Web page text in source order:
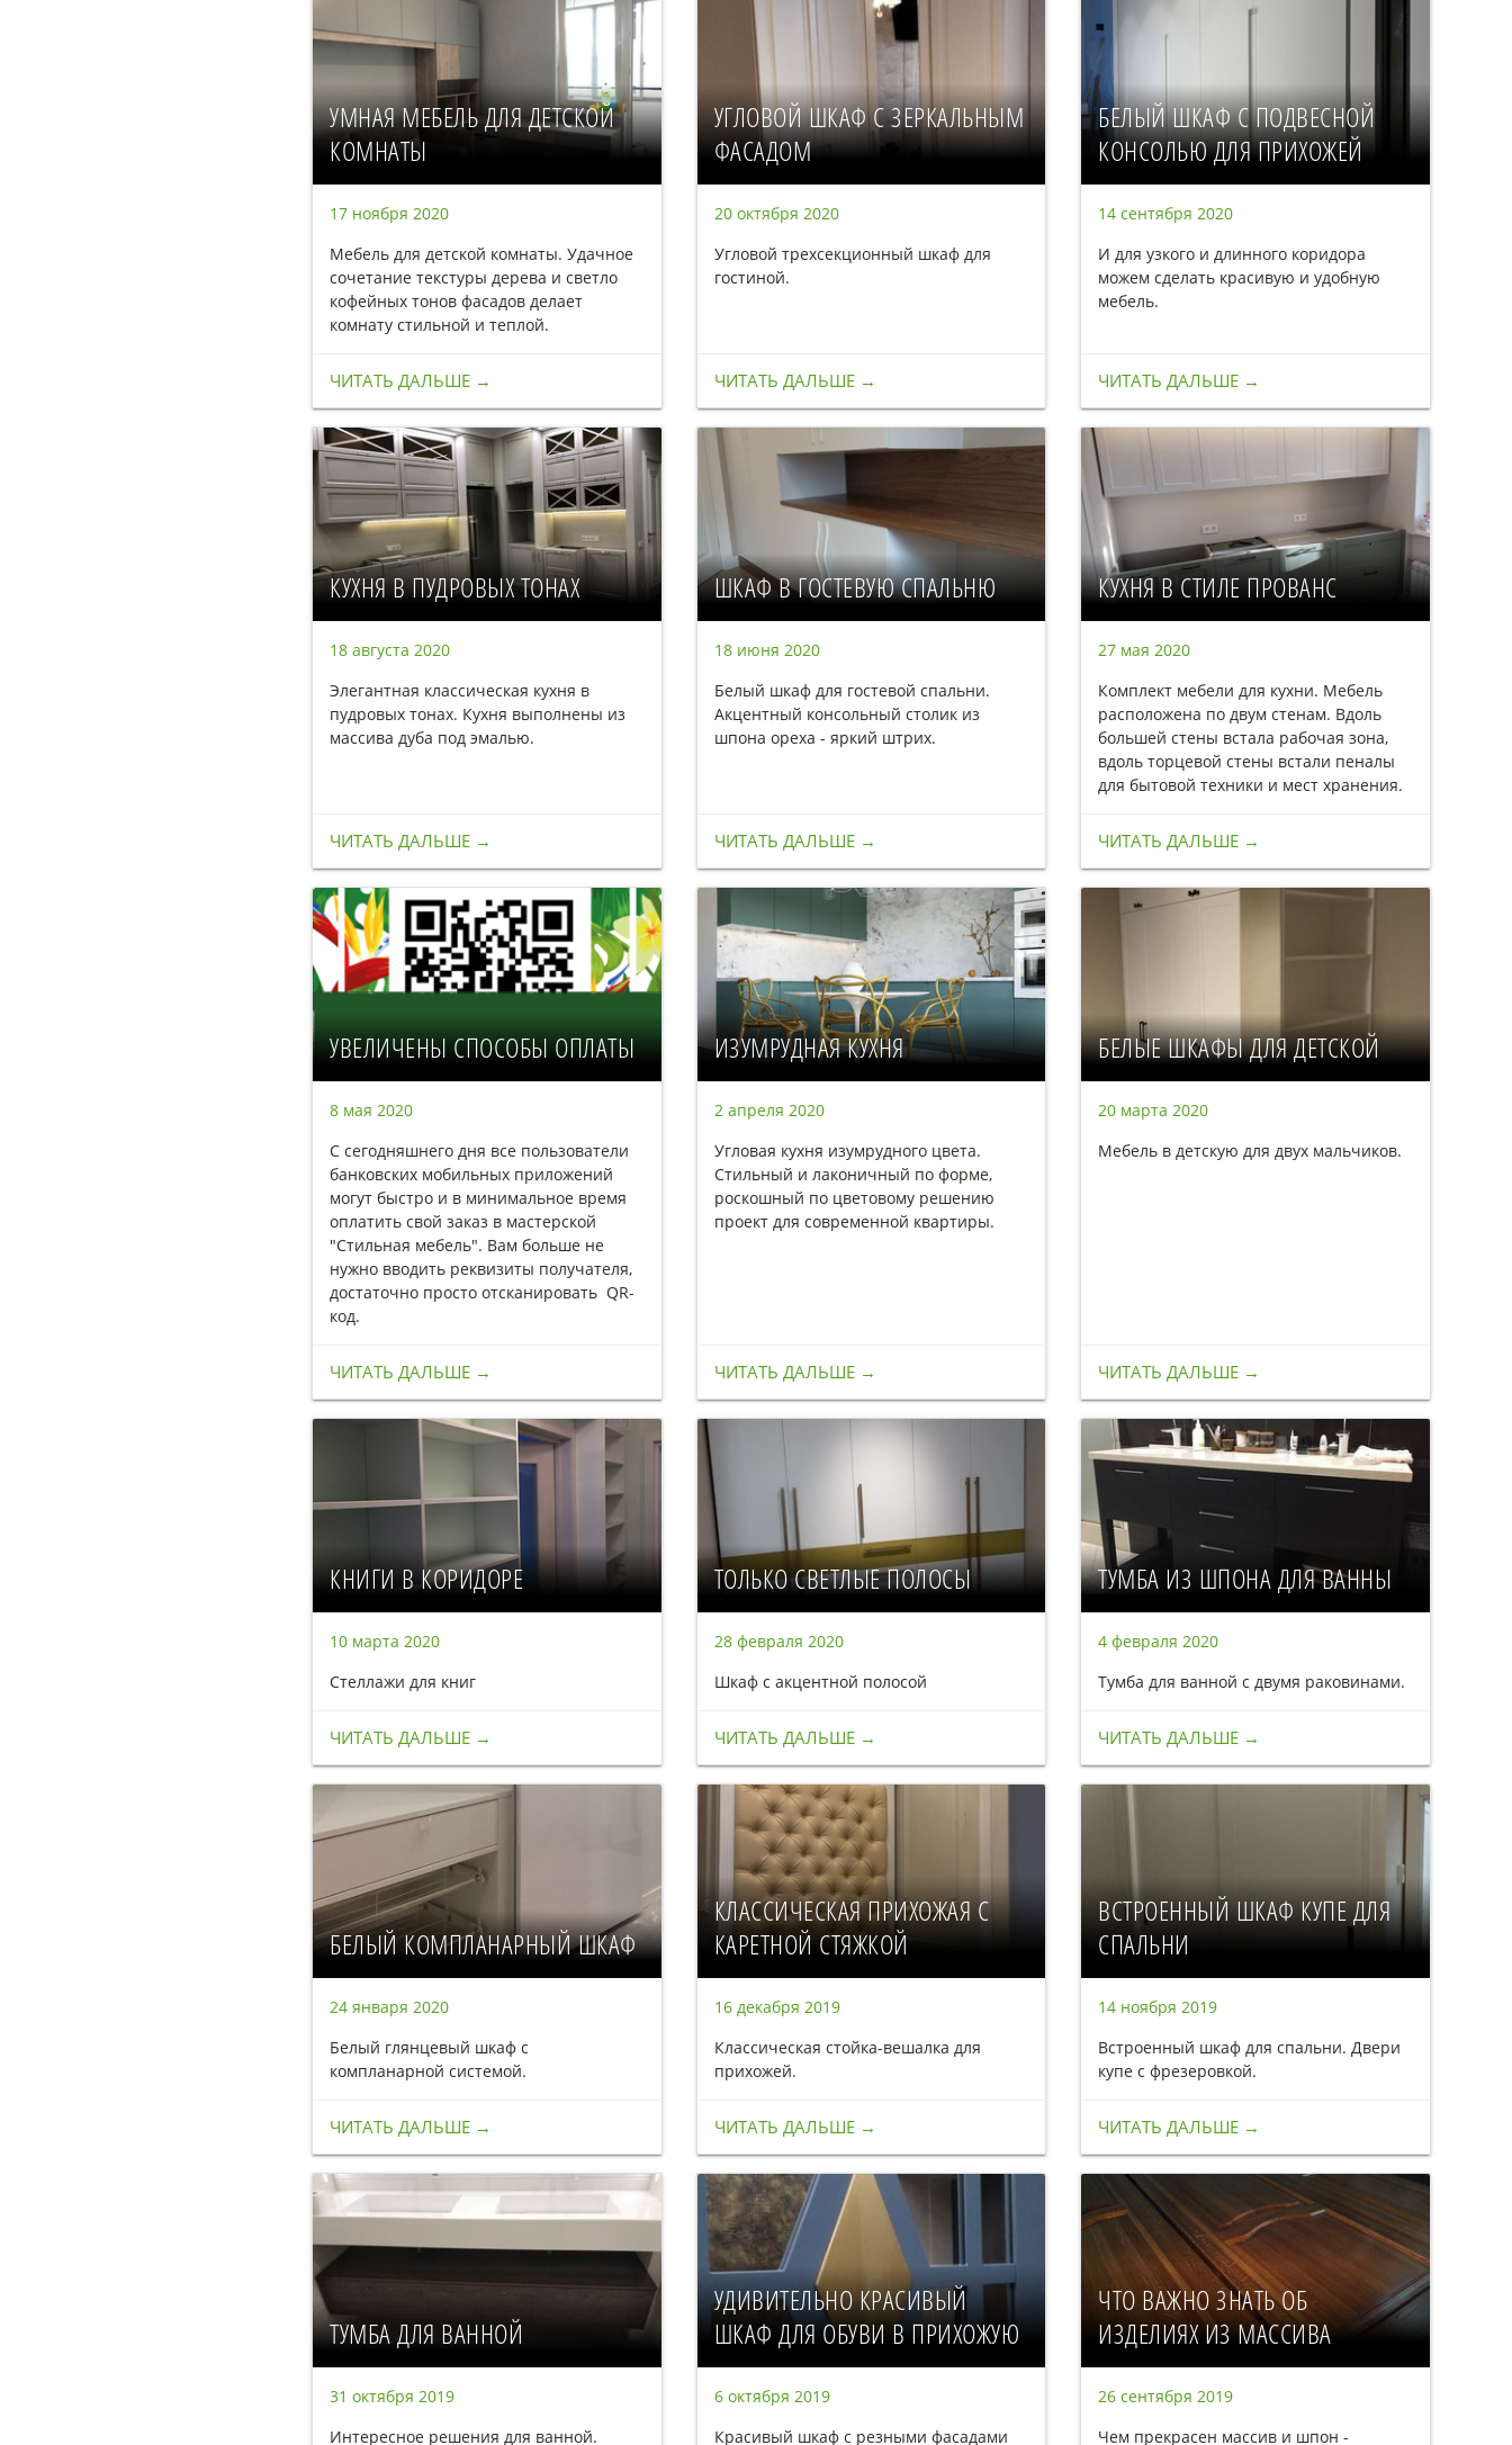
УМНАЯ МЕБЕЛЬ ДЛЯ ДЕТСКОЙ
КОМНАТЫ
17 ноября 2020
Мебель для детской комнаты. Удачное
сочетание текстуры дерева и светло
кофейных тонов фасадов делает
комнату стильной и теплой.
ЧИТАТЬ ДАЛЬШЕ →
УГЛОВОЙ ШКАФ С ЗЕРКАЛЬНЫМ
ФАСАДОМ
20 октября 2020
Угловой трехсекционный шкаф для
гостиной.
ЧИТАТЬ ДАЛЬШЕ →
БЕЛЫЙ ШКАФ С ПОДВЕСНОЙ
КОНСОЛЬЮ ДЛЯ ПРИХОЖЕЙ
14 сентября 2020
И для узкого и длинного коридора
можем сделать красивую и удобную
мебель.
ЧИТАТЬ ДАЛЬШЕ →
КУХНЯ В ПУДРОВЫХ ТОНАХ
18 августа 2020
Элегантная классическая кухня в
пудровых тонах. Кухня выполнены из
массива дуба под эмалью.
ЧИТАТЬ ДАЛЬШЕ →
ШКАФ В ГОСТЕВУЮ СПАЛЬНЮ
18 июня 2020
Белый шкаф для гостевой спальни.
Акцентный консольный столик из
шпона ореха - яркий штрих.
ЧИТАТЬ ДАЛЬШЕ →
КУХНЯ В СТИЛЕ ПРОВАНС
27 мая 2020
Комплект мебели для кухни. Мебель
расположена по двум стенам. Вдоль
большей стены встала рабочая зона,
вдоль торцевой стены встали пеналы
для бытовой техники и мест хранения.
ЧИТАТЬ ДАЛЬШЕ →
УВЕЛИЧЕНЫ СПОСОБЫ ОПЛАТЫ
8 мая 2020
С сегодняшнего дня все пользователи
банковских мобильных приложений
могут быстро и в минимальное время
оплатить свой заказ в мастерской
"Стильная мебель". Вам больше не
нужно вводить реквизиты получателя,
достаточно просто отсканировать QR-
код.
ЧИТАТЬ ДАЛЬШЕ →
ИЗУМРУДНАЯ КУХНЯ
2 апреля 2020
Угловая кухня изумрудного цвета.
Стильный и лаконичный по форме,
роскошный по цветовому решению
проект для современной квартиры.
ЧИТАТЬ ДАЛЬШЕ →
БЕЛЫЕ ШКАФЫ ДЛЯ ДЕТСКОЙ
20 марта 2020
Мебель в детскую для двух мальчиков.
ЧИТАТЬ ДАЛЬШЕ →
КНИГИ В КОРИДОРЕ
10 марта 2020
Стеллажи для книг
ЧИТАТЬ ДАЛЬШЕ →
ТОЛЬКО СВЕТЛЫЕ ПОЛОСЫ
28 февраля 2020
Шкаф с акцентной полосой
ЧИТАТЬ ДАЛЬШЕ →
ТУМБА ИЗ ШПОНА ДЛЯ ВАННЫ
4 февраля 2020
Тумба для ванной с двумя раковинами.
ЧИТАТЬ ДАЛЬШЕ →
БЕЛЫЙ КОМПЛАНАРНЫЙ ШКАФ
24 января 2020
Белый глянцевый шкаф с
компланарной системой.
ЧИТАТЬ ДАЛЬШЕ →
КЛАССИЧЕСКАЯ ПРИХОЖАЯ С
КАРЕТНОЙ СТЯЖКОЙ
16 декабря 2019
Классическая стойка-вешалка для
прихожей.
ЧИТАТЬ ДАЛЬШЕ →
ВСТРОЕННЫЙ ШКАФ КУПЕ ДЛЯ
СПАЛЬНИ
14 ноября 2019
Встроенный шкаф для спальни. Двери
купе с фрезеровкой.
ЧИТАТЬ ДАЛЬШЕ →
ТУМБА ДЛЯ ВАННОЙ
31 октября 2019
Интересное решения для ванной.
УДИВИТЕЛЬНО КРАСИВЫЙ
ШКАФ ДЛЯ ОБУВИ В ПРИХОЖУЮ
6 октября 2019
Красивый шкаф с резными фасадами
ЧТО ВАЖНО ЗНАТЬ ОБ
ИЗДЕЛИЯХ ИЗ МАССИВА
26 сентября 2019
Чем прекрасен массив и шпон -